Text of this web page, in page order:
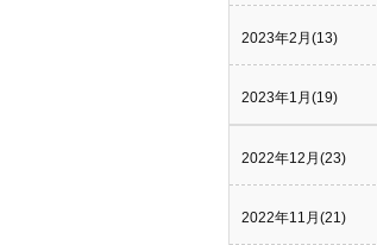
2023年2月(13)
2023年1月(19)
2022年12月(23)
2022年11月(21)